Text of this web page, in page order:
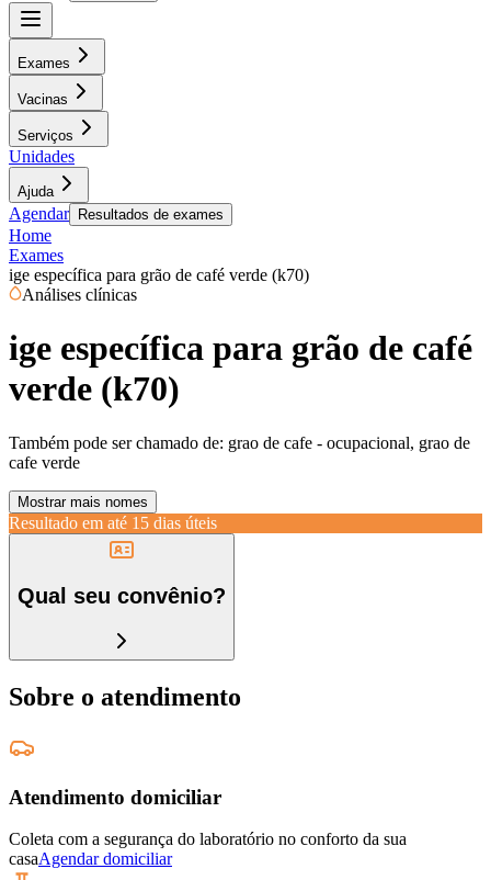
Exames
Vacinas
Serviços
Unidades
Ajuda
Agendar Resultados de exames
Home
Exames
ige específica para grão de café verde (k70)
Análises clínicas
ige específica para grão de café
verde (k70)
Também pode ser chamado de: grao de cafe - ocupacional, grao de
cafe verde
Mostrar mais nomes
Resultado em até 15 dias úteis
Qual seu convênio?
Sobre o atendimento
Atendimento domiciliar
Coleta com a segurança do laboratório no conforto da sua
casaAgendar domiciliar